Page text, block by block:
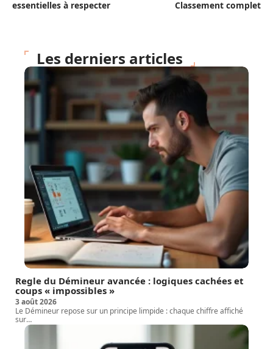
essentielles à respecter
Classement complet
Les derniers articles
Regle du Démineur avancée : logiques cachées et
coups « impossibles »
3 août 2026
Le Démineur repose sur un principe limpide : chaque chiffre affiché
sur…